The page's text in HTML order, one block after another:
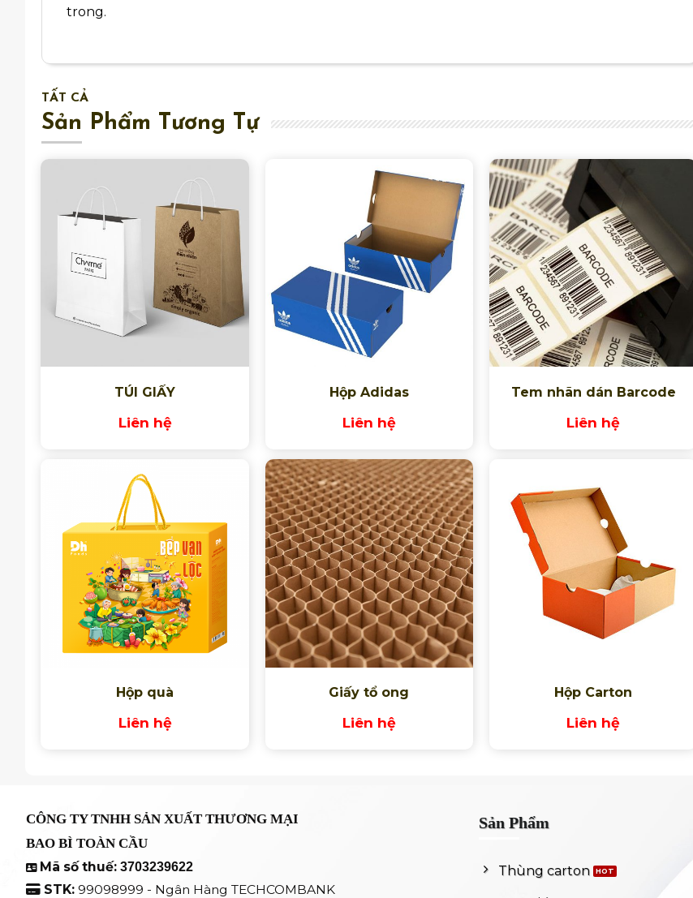
trong.
TẤT CẢ
Sản Phẩm Tương Tự
TÚI GIẤY
Liên hệ
Hộp Adidas
Liên hệ
Tem nhãn dán Barcode
Liên hệ
Hộp quà
Liên hệ
Giấy tổ ong
Liên hệ
Hộp Carton
Liên hệ
CÔNG TY TNHH SẢN XUẤT THƯƠNG MẠI
BAO BÌ TOÀN CẦU
Mã số thuế: 3703239622
STK: 99098999 - Ngân Hàng TECHCOMBANK
Sản Phẩm
Thùng carton